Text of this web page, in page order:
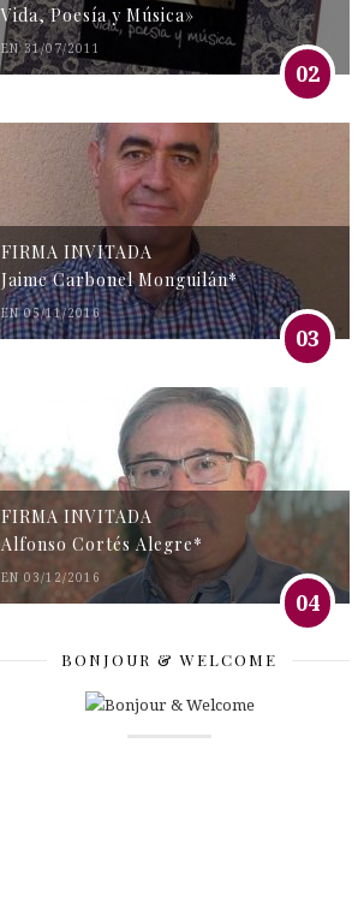
Vida, Poesía y Música»
EN 31/07/2011
02
FIRMA INVITADA
Jaime Carbonel Monguilán*
EN 05/11/2016
03
FIRMA INVITADA
Alfonso Cortés Alegre*
EN 03/12/2016
04
BONJOUR & WELCOME